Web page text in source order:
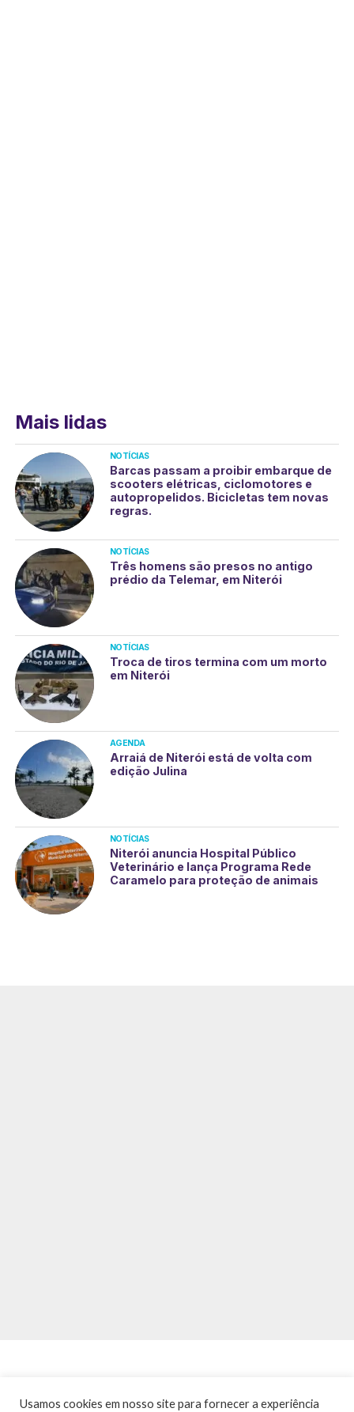
Mais lidas
NOTÍCIAS
Barcas passam a proibir embarque de
scooters elétricas, ciclomotores e
autopropelidos. Bicicletas tem novas
regras.
NOTÍCIAS
Três homens são presos no antigo
prédio da Telemar, em Niterói
NOTÍCIAS
Troca de tiros termina com um morto
em Niterói
AGENDA
Arraiá de Niterói está de volta com
edição Julina
NOTÍCIAS
Niterói anuncia Hospital Público
Veterinário e lança Programa Rede
Caramelo para proteção de animais
Usamos cookies em nosso site para fornecer a experiência